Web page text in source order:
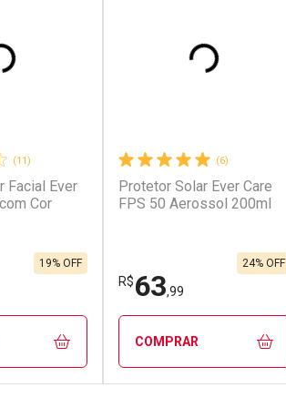
cada
cada
Ativar Desconto
Por R$ 799,00/cada
Por R$ 799,00/cada
(11)
Facial Ever
Cor
19% OFF
(6)
Protetor Solar Ever Care
FPS 50 Aerossol 200ml
R$63,99
24% OFF
COMPRAR